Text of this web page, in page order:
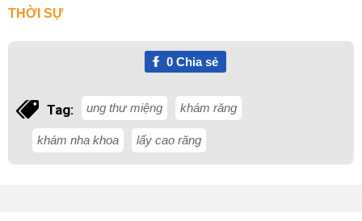
THỜI SỰ
0Chia sẻ
Tag: ung thư miệng khám răng
khám nha khoa lấy cao răng